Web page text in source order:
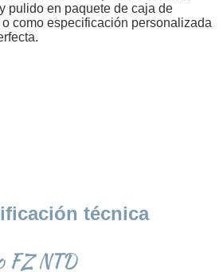
pulido en paquete de caja de
como especificación personalizada
técnica
FZ NTD